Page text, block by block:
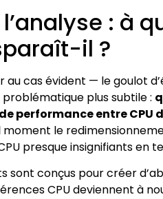
: à
il ?
au cas évident — le goulot
plus subtile :
performance entre
le
presque insignifiants en
sont conçus pour créer
CPU deviennent à